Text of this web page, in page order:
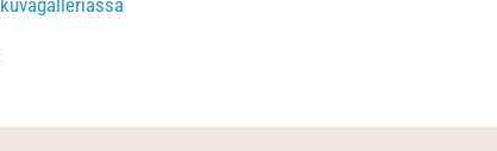
kuvagalleriassa